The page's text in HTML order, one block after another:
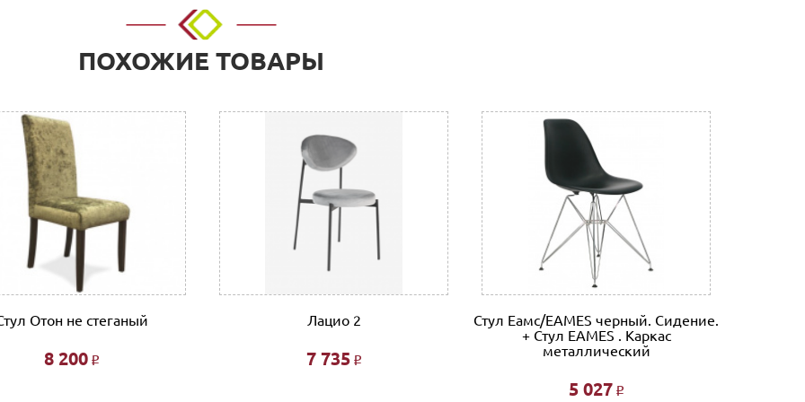
ПОХОЖИЕ ТОВАРЫ
Отон не стеганый
8 200 Р
Лацио 2
7 735 Р
Стул Еамс/EAMES черный. Сидение.
+ Стул EAMES . Каркас
металлический
5 027 Р